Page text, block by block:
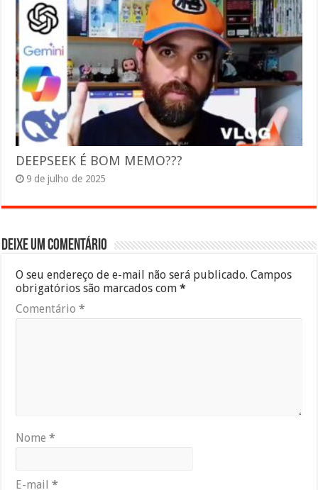
DEEPSEEK É BOM MEMO???
9 de julho de 2025
Deixe um comentário
O seu endereço de e-mail não será publicado. Campos
obrigatórios são marcados com*
Comentário*
Nome*
E-mail*